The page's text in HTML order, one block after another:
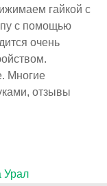
гайкой с
с помощью
очень
Многие
отзывы
Урал